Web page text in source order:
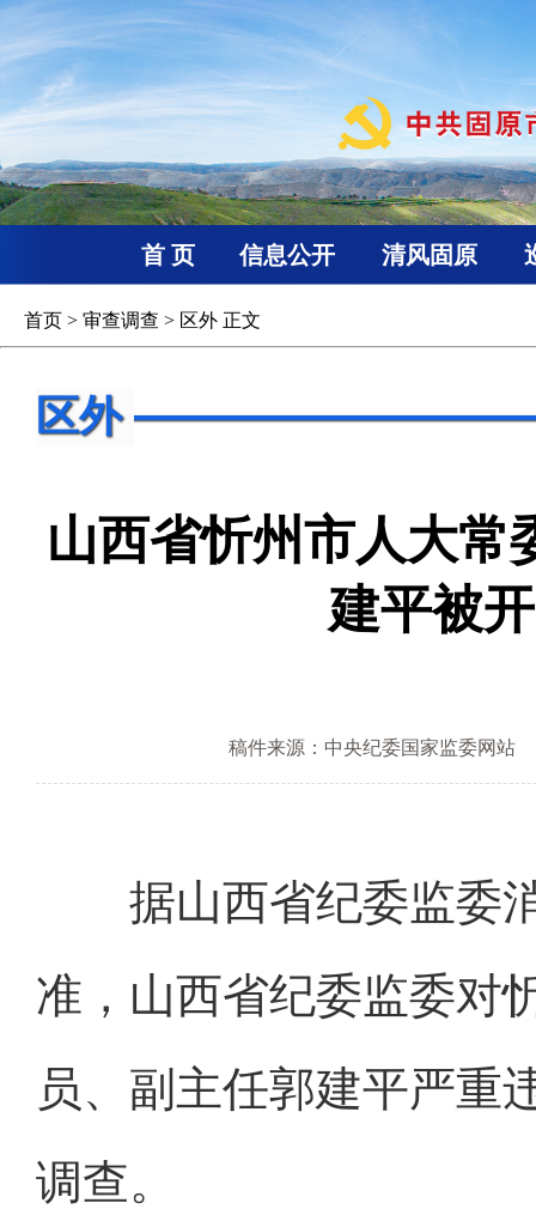
首 页 信息公开 清风固原
首页 > 审查调查 > 区外 正文
区外
山西省忻州市人大常
建平被
稿件来源：中央纪委国家监委网站
据山西省纪委监委消
准，山西省纪委监委对
员、副主任郭建平严重
调查。